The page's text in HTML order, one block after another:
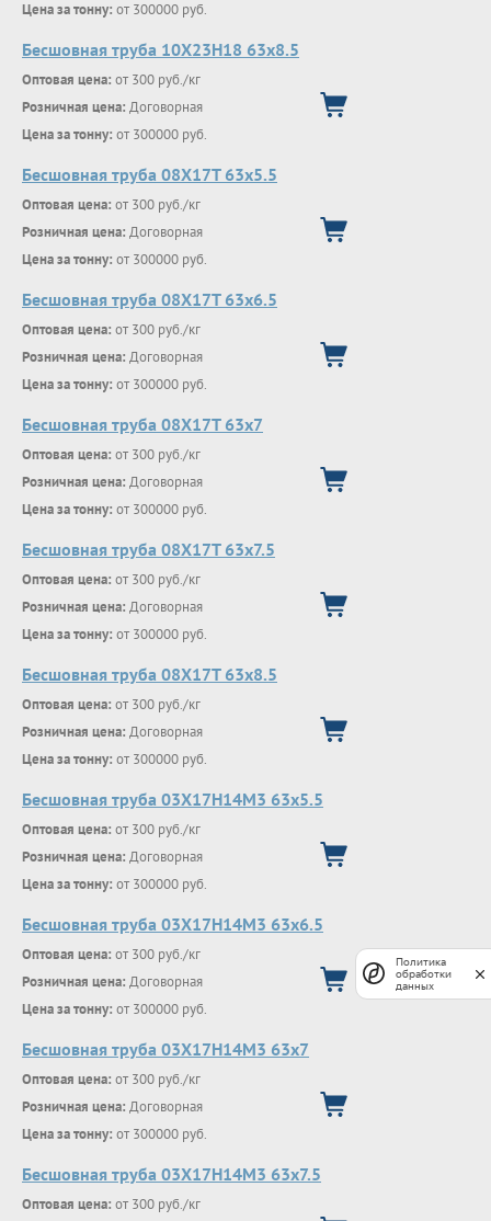
Цена за тонну: от 300000 руб.
Бесшовная труба 10Х23Н18 63х8.5
Оптовая цена: от 300 руб./кг
Розничная цена: Договорная
Цена за тонну: от 300000 руб.
Бесшовная труба 08Х17Т 63х5.5
Оптовая цена: от 300 руб./кг
Розничная цена: Договорная
Цена за тонну: от 300000 руб.
Бесшовная труба 08Х17Т 63х6.5
Оптовая цена: от 300 руб./кг
Розничная цена: Договорная
Цена за тонну: от 300000 руб.
Бесшовная труба 08Х17Т 63х7
Оптовая цена: от 300 руб./кг
Розничная цена: Договорная
Цена за тонну: от 300000 руб.
Бесшовная труба 08Х17Т 63х7.5
Оптовая цена: от 300 руб./кг
Розничная цена: Договорная
Цена за тонну: от 300000 руб.
Бесшовная труба 08Х17Т 63х8.5
Оптовая цена: от 300 руб./кг
Розничная цена: Договорная
Цена за тонну: от 300000 руб.
Бесшовная труба 03Х17Н14М3 63х5.5
Оптовая цена: от 300 руб./кг
Розничная цена: Договорная
Цена за тонну: от 300000 руб.
Бесшовная труба 03Х17Н14М3 63х6.5
Оптовая цена: от 300 руб./кг
Розничная цена: Договорная
Цена за тонну: от 300000 руб.
Бесшовная труба 03Х17Н14М3 63х7
Оптовая цена: от 300 руб./кг
Розничная цена: Договорная
Цена за тонну: от 300000 руб.
Бесшовная труба 03Х17Н14М3 63х7.5
Оптовая цена: от 300 руб./кг
Политика
обработки
данных